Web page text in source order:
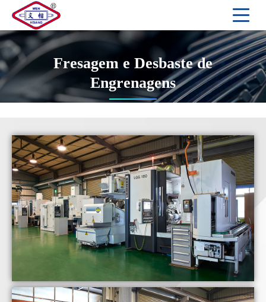
Fresagem e Desbaste de
Engrenagens